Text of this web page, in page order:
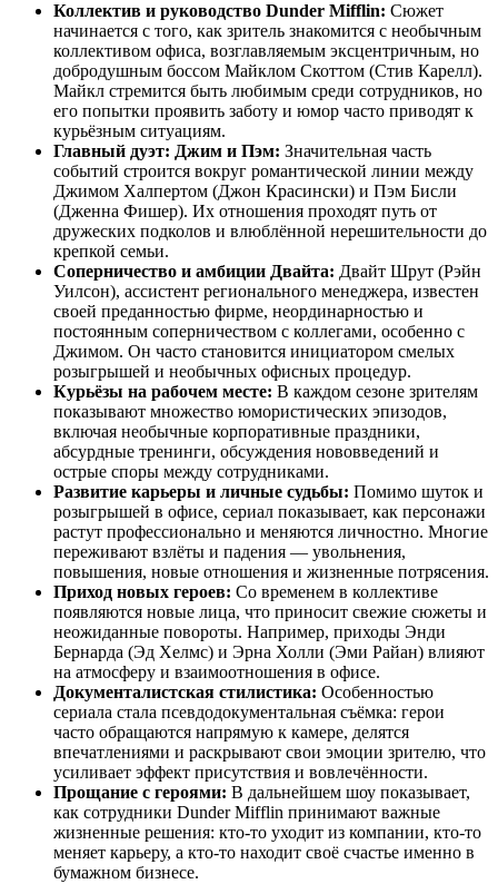
Коллектив и руководство Dunder Mifflin: Сюжет
начинается с того, как зритель знакомится с необычным
коллективом офиса, возглавляемым эксцентричным, но
добродушным боссом Майклом Скоттом (Стив Карелл).
Майкл стремится быть любимым среди сотрудников, но
его попытки проявить заботу и юмор часто приводят к
курьёзным ситуациям.
Главный дуэт: Джим и Пэм: Значительная часть
событий строится вокруг романтической линии между
Джимом Халпертом (Джон Красински) и Пэм Бисли
(Дженна Фишер). Их отношения проходят путь от
дружеских подколов и влюблённой нерешительности до
крепкой семьи.
Соперничество и амбиции Двайта: Двайт Шрут (Рэйн
Уилсон), ассистент регионального менеджера, известен
своей преданностью фирме, неординарностью и
постоянным соперничеством с коллегами, особенно с
Джимом. Он часто становится инициатором смелых
розыгрышей и необычных офисных процедур.
Курьёзы на рабочем месте: В каждом сезоне зрителям
показывают множество юмористических эпизодов,
включая необычные корпоративные праздники,
абсурдные тренинги, обсуждения нововведений и
острые споры между сотрудниками.
Развитие карьеры и личные судьбы: Помимо шуток и
розыгрышей в офисе, сериал показывает, как персонажи
растут профессионально и меняются личностно. Многие
переживают взлёты и падения — увольнения,
повышения, новые отношения и жизненные потрясения.
Приход новых героев: Со временем в коллективе
появляются новые лица, что приносит свежие сюжеты и
неожиданные повороты. Например, приходы Энди
Бернарда (Эд Хелмс) и Эрна Холли (Эми Райан) влияют
на атмосферу и взаимоотношения в офисе.
Документалистская стилистика: Особенностью
сериала стала псевдодокументальная съёмка: герои
часто обращаются напрямую к камере, делятся
впечатлениями и раскрывают свои эмоции зрителю, что
усиливает эффект присутствия и вовлечённости.
Прощание с героями: В дальнейшем шоу показывает,
как сотрудники Dunder Mifflin принимают важные
жизненные решения: кто-то уходит из компании, кто-то
меняет карьеру, а кто-то находит своё счастье именно в
бумажном бизнесе.